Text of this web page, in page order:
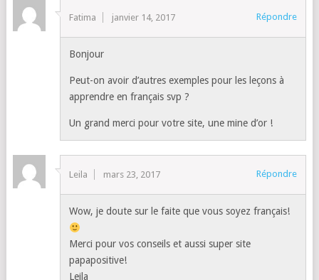
Fatima janvier 14, 2017 Répondre
Bonjour
Peut-on avoir d’autres exemples pour les leçons à
apprendre en français svp ?
Un grand merci pour votre site, une mine d’or !
Leila mars 23, 2017 Répondre
Wow, je doute sur le faite que vous soyez français!
Merci pour vos conseils et aussi super site
papapositive!
Leila